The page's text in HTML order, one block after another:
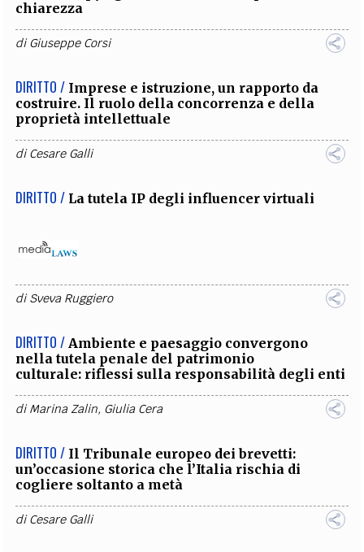
chiarezza
diGiuseppe Corsi
DIRITTO / Imprese e istruzione, un rapporto da
costruire. Il ruolo della concorrenza e della
proprietà intellettuale
diCesare Galli
DIRITTO / La tutela IP degli influencer virtuali
diSveva Ruggiero
DIRITTO / Ambiente e paesaggio convergono
nella tutela penale del patrimonio
culturale: riflessi sulla responsabilità degli enti
diMarina Zalin, Giulia Cera
DIRITTO / Il Tribunale europeo dei brevetti:
un’occasione storica che l’Italia rischia di
cogliere soltanto a metà
diCesare Galli